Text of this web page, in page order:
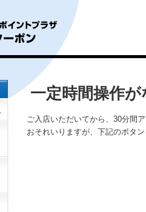
一定時間操作
ご入店いただいてから、30分間
おそれいりますが、下記のボタ